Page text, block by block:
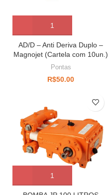
AD/D – Anti Deriva Duplo –
Magnojet (Cartela com 10un.)
Pontas
R$50.00